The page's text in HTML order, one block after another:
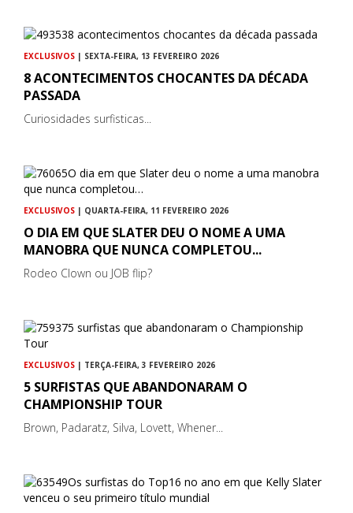
EXCLUSIVOS | SEXTA-FEIRA, 13 FEVEREIRO 2026
8 ACONTECIMENTOS CHOCANTES DA DÉCADA
PASSADA
Curiosidades surfisticas...
EXCLUSIVOS | QUARTA-FEIRA, 11 FEVEREIRO 2026
O DIA EM QUE SLATER DEU O NOME A UMA
MANOBRA QUE NUNCA COMPLETOU...
Rodeo Clown ou JOB flip?
EXCLUSIVOS | TERÇA-FEIRA, 3 FEVEREIRO 2026
5 SURFISTAS QUE ABANDONARAM O
CHAMPIONSHIP TOUR
Brown, Padaratz, Silva, Lovett, Whener...